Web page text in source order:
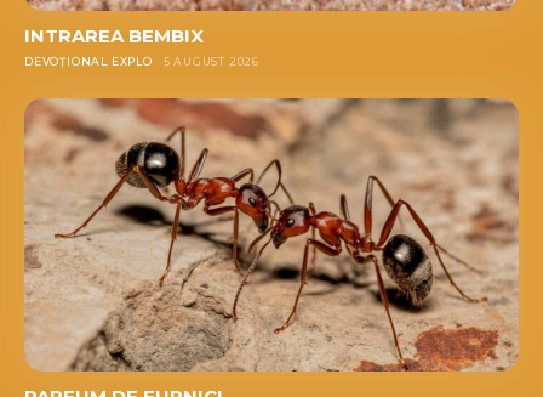
INTRAREA BEMBIX
DEVOȚIONAL EXPLO 5 AUGUST 2026